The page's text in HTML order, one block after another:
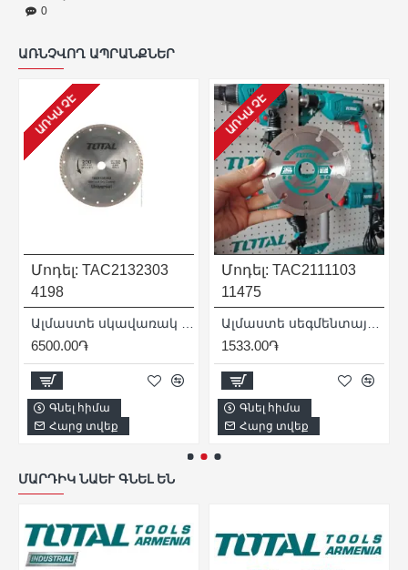
0
ԱՌՆՉՎՈՂ ԱՊՐԱՆՔՆԵՐ
ԱՌԿԱ ՉԷ
Մոդել: TAC2132303
4198
6500.00֏
Գնել հիմա
Հարց տվեք
ԱՌԿԱ ՉԷ
Մոդել: TAC2111103
11475
1533.00֏
Գնել հիմա
Հարց տվեք
ՄԱՐԴԻԿ ՆԱԵՒ ԳՆԵԼ ԵՆ